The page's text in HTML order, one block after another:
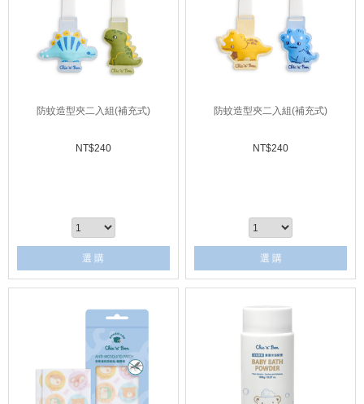
防蚊造型夾二入組(補充式)
NT$240
選 購
防蚊造型夾二入組(補充式)
NT$240
選 購